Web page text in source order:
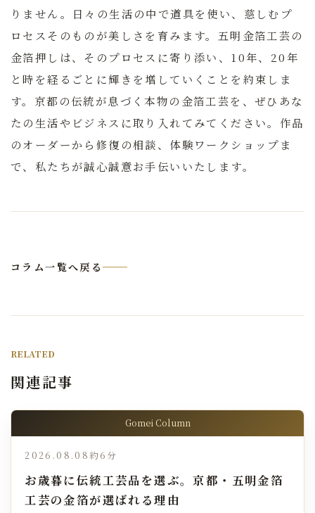
りません。日々の生活の中で道具を使い、慈しむプ
ロセスそのものが美しさを育みます。 五明金箔工芸の
金箔押しは、そのプロセスに寄り添い、10年、20年
と時を経るごとに輝きを増していくことを約束しま
す。京都の伝統が息づく本物の金箔工芸を、ぜひあな
たの生活やビジネスに取り入れてみてください。作品
のオーダーから修復の相談、体験ワークショップま
で、私たちが誠心誠意お手伝いいたします。
コラム一覧へ戻る
RELATED
関連記事
Gomei Column
2026.08.08 約6分
お歳暮に伝統工芸品を選ぶ。京都・五明金箔
工芸の金箔が選ばれる理由